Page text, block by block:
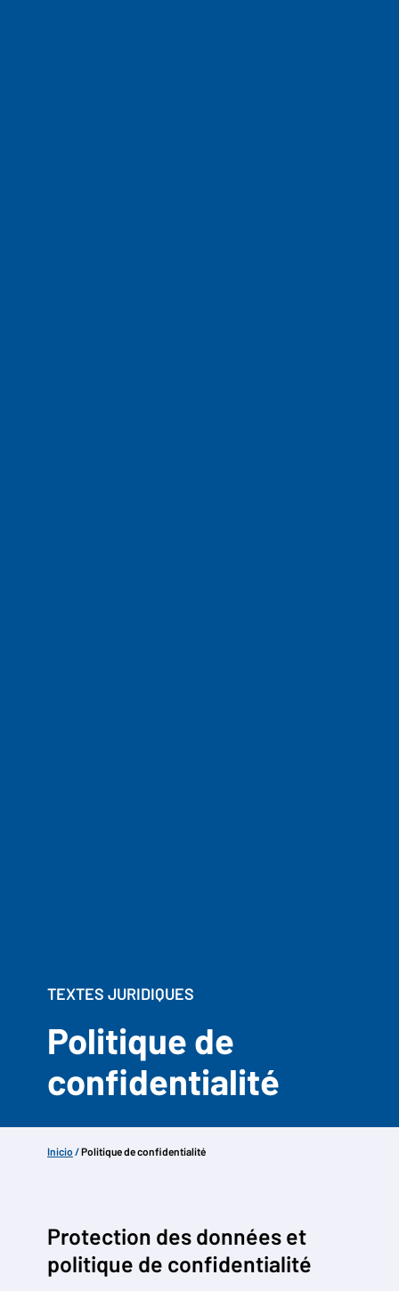
TEXTES JURIDIQUES
Politique de
confidentialité
Inicio /Politique de confidentialité
Protection des données et
politique de confidentialité